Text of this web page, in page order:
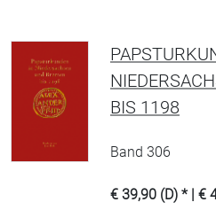
BIS 1198
Band 306
€ 39,90 (D) * | €